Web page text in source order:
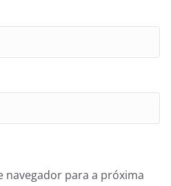
navegador para a próxima